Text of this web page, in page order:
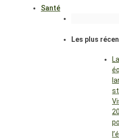
Santé
Les plus